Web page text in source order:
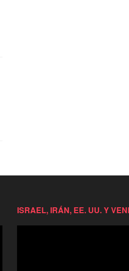
ISRAEL, IRÁN, EE. UU. Y